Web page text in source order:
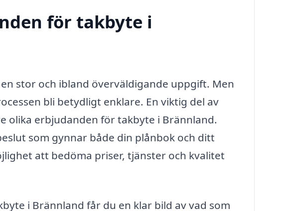
för takbyte i
stor och ibland överväldigande uppgift. Men
bli betydligt enklare. En viktig del av
olika erbjudanden för takbyte i Brännland.
som gynnar både din plånbok och ditt
att bedöma priser, tjänster och kvalitet
i Brännland får du en klar bild av vad som